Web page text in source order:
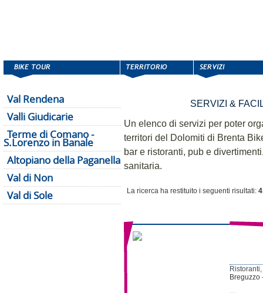
Val Rendena
Valli Giudicarie
Terme di Comano -
S.Lorenzo in Banale
Altopiano della Paganella
Val di Non
Val di Sole
SERVIZI &
Un elenco di servizi per poter
territori del Dolomiti di Brenta
bar e ristoranti, pub e
sanitaria.
La ricerca ha restituito i seguenti risultati:
Breguzzo